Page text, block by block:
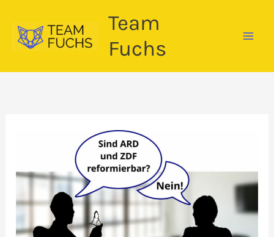
Inhalt
springen
Team
Fuchs